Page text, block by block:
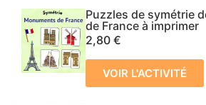
Puzzles de symétrie
de France à imprimer
2,80 €
VOIR L'ACTIVITÉ